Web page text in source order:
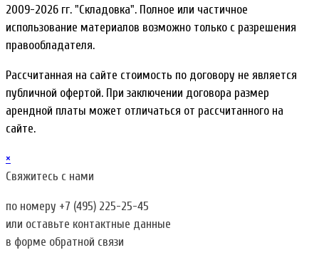
2009-2026 гг. "Складовка". Полное или частичное
использование материалов возможно только с разрешения
правообладателя.
Рассчитанная на сайте стоимость по договору не является
публичной офертой. При заключении договора размер
арендной платы может отличаться от рассчитанного на
сайте.
×
Свяжитесь с нами
по номеру +7 (495) 225-25-45
или оставьте контактные данные
в форме обратной связи